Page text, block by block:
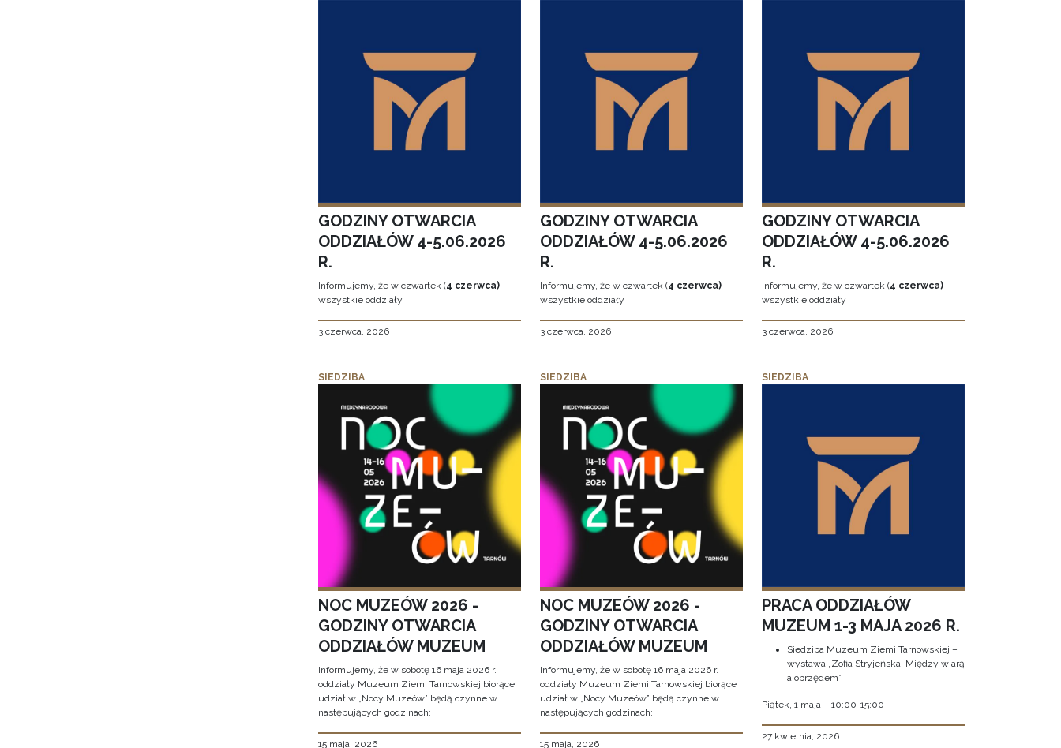
GODZINY OTWARCIA
ODDZIAŁÓW 4-5.06.2026
R.
Informujemy, że w czwartek (4 czerwca)
wszystkie oddziały
3 czerwca, 2026
GODZINY OTWARCIA
ODDZIAŁÓW 4-5.06.2026
R.
Informujemy, że w czwartek (4 czerwca)
wszystkie oddziały
3 czerwca, 2026
GODZINY OTWARCIA
ODDZIAŁÓW 4-5.06.2026
R.
Informujemy, że w czwartek (4 czerwca)
wszystkie oddziały
3 czerwca, 2026
SIEDZIBA
NOC MUZEÓW 2026 -
GODZINY OTWARCIA
ODDZIAŁÓW MUZEUM
Informujemy, że w sobotę 16 maja 2026 r.
oddziały Muzeum Ziemi Tarnowskiej biorące
udział w „Nocy Muzeów” będą czynne w
następujących godzinach:
15 maja, 2026
SIEDZIBA
NOC MUZEÓW 2026 -
GODZINY OTWARCIA
ODDZIAŁÓW MUZEUM
Informujemy, że w sobotę 16 maja 2026 r.
oddziały Muzeum Ziemi Tarnowskiej biorące
udział w „Nocy Muzeów” będą czynne w
następujących godzinach:
15 maja, 2026
SIEDZIBA
PRACA ODDZIAŁÓW
MUZEUM 1-3 MAJA 2026 R.
Siedziba Muzeum Ziemi Tarnowskiej –
wystawa „Zofia Stryjeńska. Między wiarą
a obrzędem”
Piątek, 1 maja – 10:00-15:00
27 kwietnia, 2026